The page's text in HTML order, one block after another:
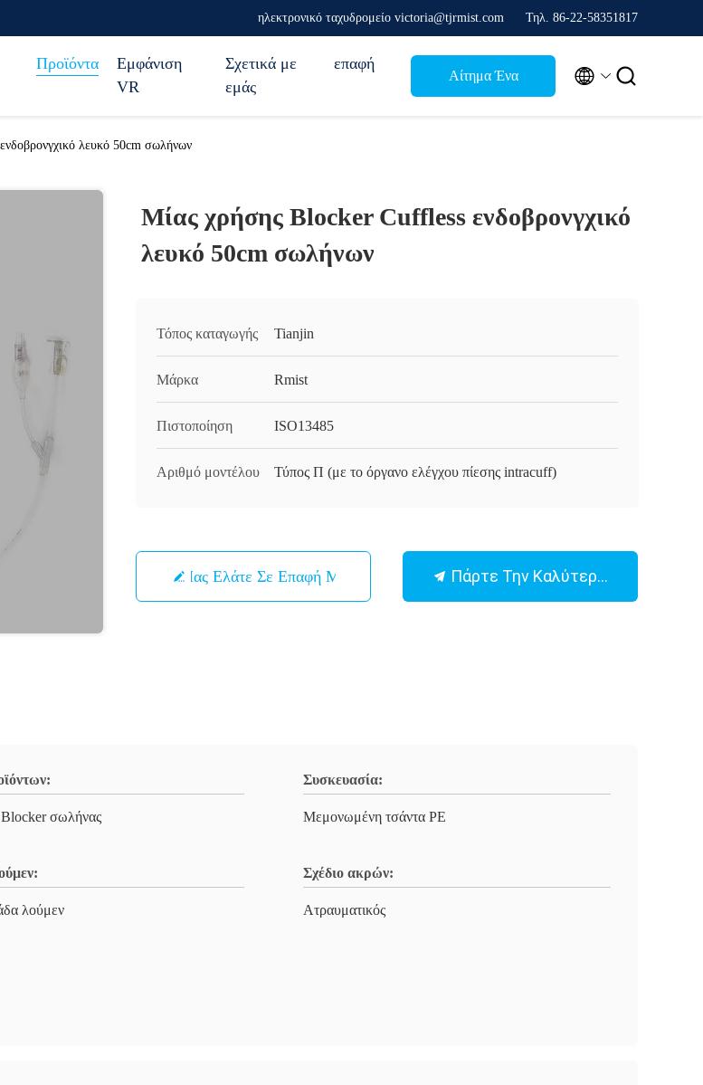
ηλεκτρονικό ταχυδρομείο victoria@tjrmist.com Τηλ. 86-22-58351817
Προϊόντα
Εμφάνιση
VR
Σχετικά με
εμάς
επαφή
Αίτημα Ένα  
λευκό 50cm σωλήνων
Μίας χρήσης Blocker Cuffless ενδοβρονγχικό
λευκό 50cm σωλήνων
Τόπος καταγωγής Tianjin
Μάρκα Rmist
Πιστοποίηση ISO13485
Αριθμό μοντέλου Τύπος Π (με το όργανο ελέγχου πίεσης intracuff)
Μας Ελάτε Σε Επαφή Με Πάρτε Την Καλύτερη Τιμή
Blocker σωλήνας
Συσκευασία:
Μεμονωμένη τσάντα PE
λούμεν
Σχέδιο ακρών:
Ατραυματικός